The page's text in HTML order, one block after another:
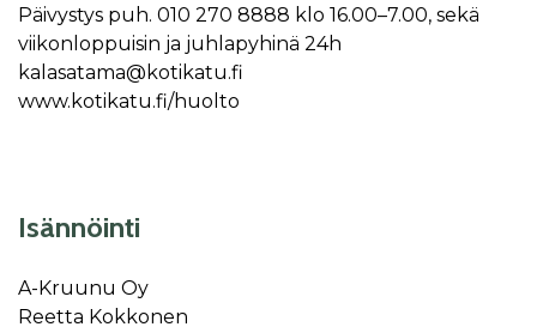
Päivystys puh. 010 270 8888 klo 16.00–7.00, sekä
viikonloppuisin ja juhlapyhinä 24h
kalasatama@kotikatu.fi
www.kotikatu.fi/huolto
Isän­nöin­ti
A-Kruunu Oy
Reetta Kokkonen